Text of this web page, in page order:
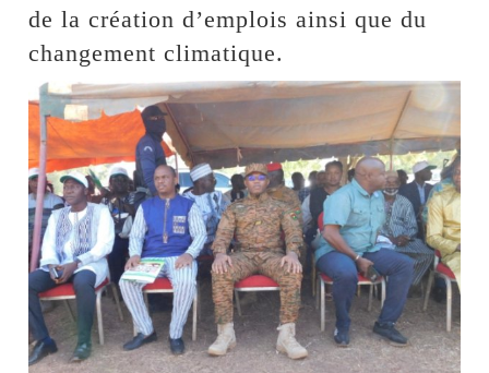
de la création d’emplois ainsi que du
changement climatique.